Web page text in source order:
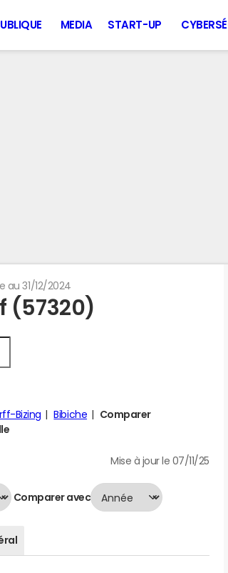
MEDIA START-UP
au 31/12/2024
(57320)
Bizing Bibiche
Comparer
Mise à jour le 07/11/25
Comparer avec